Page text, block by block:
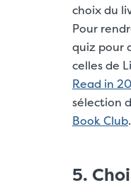
choix du
Pour
quiz pour
celles de
Read in
sélection
Book Club.
5.